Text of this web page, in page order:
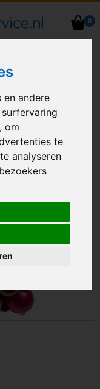
en andere
om
te
analyseren
0